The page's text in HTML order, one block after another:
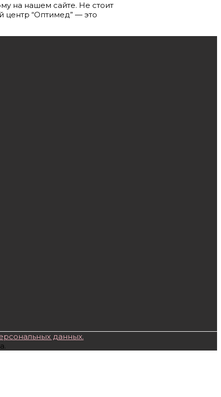
на нашем сайте. Не стоит
центр “Оптимед” — это
данных.